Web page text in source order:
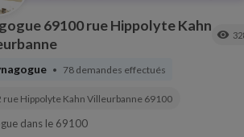
69100 rue Hippolyte Kahn
visibility
• 78 demandes effectués
rue Hippolyte KahnVilleurbanne 69100
dans le 69100